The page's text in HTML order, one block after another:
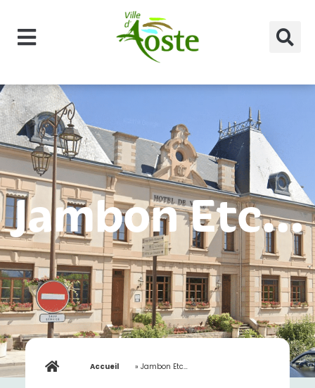
Jambon Etc…
Accueil »Jambon Etc…